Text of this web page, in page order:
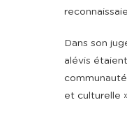
Dans son
alévis
et culturelle